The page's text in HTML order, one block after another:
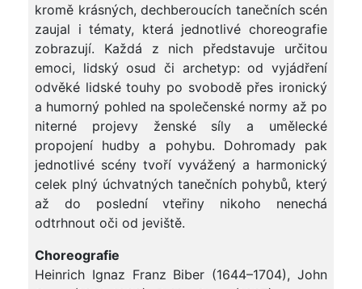
kromě krásných, dechberoucích tanečních scén
zaujal i tématy, která jednotlivé choreografie
zobrazují. Každá z nich představuje určitou
emoci, lidský osud či archetyp: od vyjádření
odvěké lidské touhy po svobodě přes ironický
a humorný pohled na společenské normy až po
niterné projevy ženské síly a umělecké
propojení hudby a pohybu. Dohromady pak
jednotlivé scény tvoří vyvážený a harmonický
celek plný úchvatných tanečních pohybů, který
až do poslední vteřiny nikoho nenechá
odtrhnout oči od jeviště.
Choreografie
Heinrich Ignaz Franz Biber (1644–1704), John